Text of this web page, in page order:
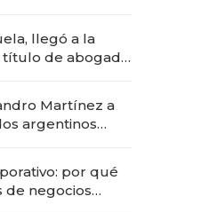
llegó a la
título de abogado
Martínez a
argentinos
por qué
de negocios